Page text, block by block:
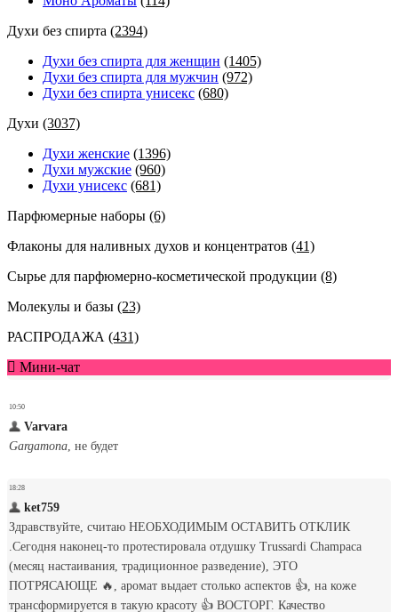
Духи без спирта (2394)
Духи без спирта для женщин (1405)
Духи без спирта для мужчин (972)
Духи без спирта унисекс (680)
Духи (3037)
Духи женские (1396)
Духи мужские (960)
Духи унисекс (681)
Парфюмерные наборы (6)
Флаконы для наливных духов и концентратов (41)
Сырье для парфюмерно-косметической продукции (8)
Молекулы и базы (23)
РАСПРОДАЖА (431)
Мини-чат